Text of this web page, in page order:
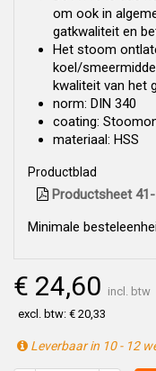
om ook in
gatkwaliteit en
Het stoom
koel/
kwaliteit van het
norm: DIN 340
coating:
materiaal: HSS
Productblad
Productsheet
Minimale
€ 24,60 incl. btw
excl. btw: € 20,33
Leverbaar in 10 - 12